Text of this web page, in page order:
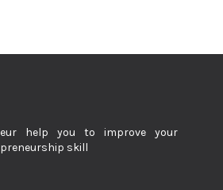
help you to improve your
skill